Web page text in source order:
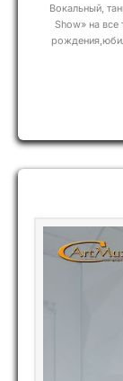
Вокальный,
Show» на